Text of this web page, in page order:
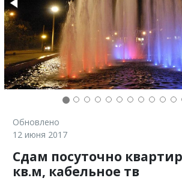
Обновлено
12 июня 2017
Сдам посуточно
кв.м, кабельное тв